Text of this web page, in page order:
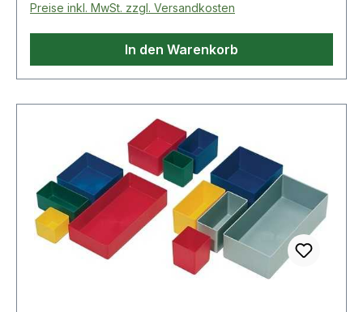
Preise inkl. MwSt. zzgl. Versandkosten
In den Warenkorb